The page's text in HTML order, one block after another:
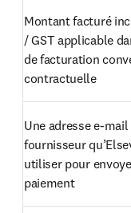
Montant facturé
/ GST applicable
de facturation
contractuelle
Une adresse e-
fournisseur
utiliser pour
paiement